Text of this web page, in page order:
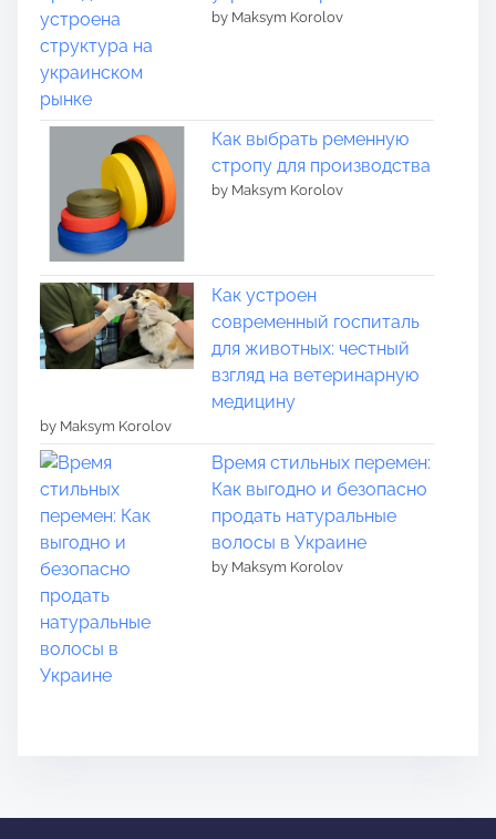
by Maksym Korolov
Как выбрать ременную
стропу для производства
by Maksym Korolov
Как устроен
современный госпиталь
для животных: честный
взгляд на ветеринарную
медицину
by Maksym Korolov
Время стильных перемен:
Как выгодно и безопасно
продать натуральные
волосы в Украине
by Maksym Korolov